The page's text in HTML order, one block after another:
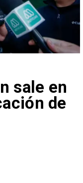
sale en
de